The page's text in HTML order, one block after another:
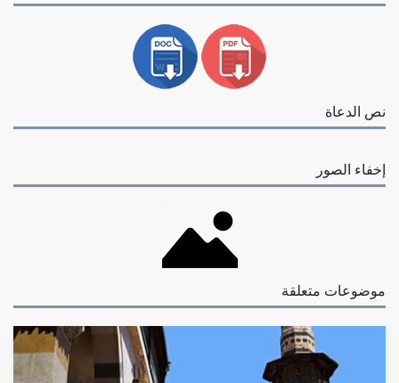
نص الدعاة
إخفاء الصور
موضوعات متعلقة